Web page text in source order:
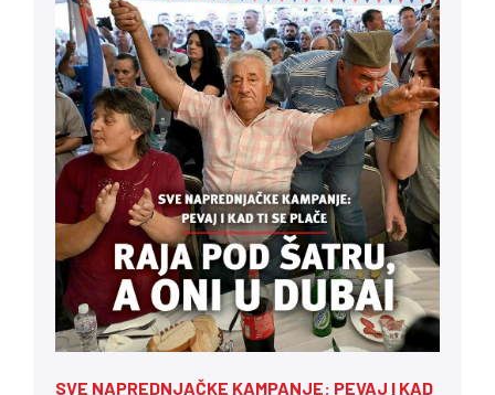
SVE NAPREDNJAČKE KAMPANJE: PEVAJ I KAD